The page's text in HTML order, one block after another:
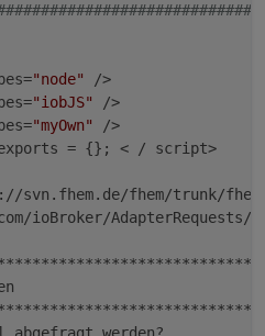
"node"
/>
"iobJS"
/>
"myOwn"
/>
= {}; < / script>
fhem/trunk/fhem/
ioBroker/AdapterRequests/